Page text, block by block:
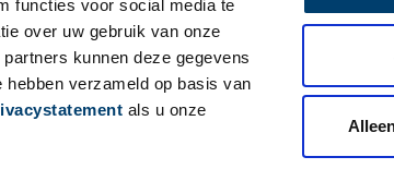
functies voor social media te
over uw gebruik van onze
kunnen deze gegevens
verzameld op basis van
als u onze